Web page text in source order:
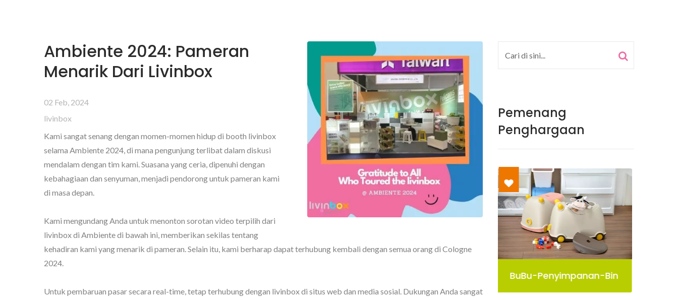
Ambiente 2024: Pameran
Menarik Dari Livinbox
02 Feb, 2024
livinbox
Kami sangat senang dengan momen-momen hidup di booth livinbox
selama Ambiente 2024, di mana pengunjung terlibat dalam diskusi
mendalam dengan tim kami. Suasana yang ceria, dipenuhi dengan
kebahagiaan dan senyuman, menjadi pendorong untuk pameran kami
di masa depan.
Kami mengundang Anda untuk menonton sorotan video terpilih dari
livinbox di Ambiente di bawah ini, memberikan sekilas tentang
kehadiran kami yang menarik di pameran. Selain itu, kami berharap dapat terhubung kembali dengan semua orang di Cologne
2024.
Untuk pembaruan pasar secara real-time, tetap terhubung dengan livinbox di situs web dan media sosial. Dukungan Anda sangat
Pemenang
Penghargaan
Pelican
Kotak Penyimpanan